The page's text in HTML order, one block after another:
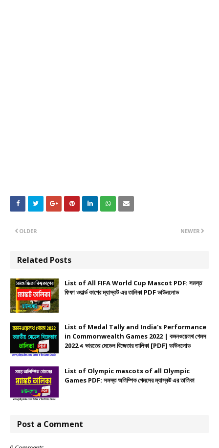
NEWER
OLDER
Related Posts
List of All FIFA World Cup Mascot PDF: সমস্ত
ফিফা ওয়ার্ল্ড কাপের ম্যাস্কট এর তালিকা PDF ডাউনলোড
List of Medal Tally and India's Performance
in Commonwealth Games 2022 | কমনওয়েলথ গেমস
2022 এ ভারতের মেডেল বিজেতার তালিকা [PDF] ডাউনলোড
List of Olympic mascots of all Olympic
Games PDF: সমস্ত অলিম্পিক গেমসের ম্যাস্কট এর তালিকা
Post a Comment